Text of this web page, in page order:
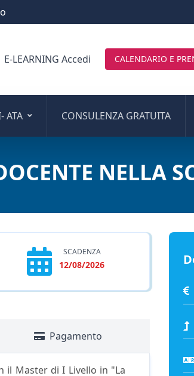
E-LEARNING Accedi CALENDARIO E
ATA CONSULENZA GRATUITA
NELLA
SCADENZA
12/08/2026
Pagamento
il Master di I Livello in "La